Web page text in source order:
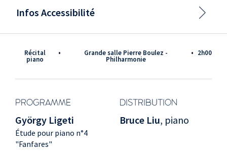
Récital
piano
• Grande salle Pierre Boulez -
Philharmonie
• 2h00
PROGRAMME DISTRIBUTION
György Ligeti
Étude pour piano n°4
"Fanfares"
Bruce Liu, piano
Infos Accessibilité